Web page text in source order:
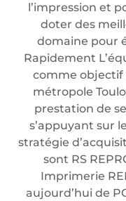
l’impression et
doter des
domaine pour
Rapidement
comme objectif
métropole
prestation de
s’appuyant sur
stratégie
sont RS
Imprimerie
aujourd’hui de